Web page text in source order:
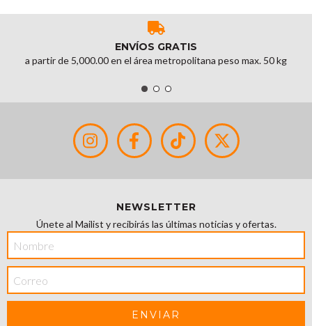
ENVÍOS GRATIS
a partir de 5,000.00 en el área metropolitana peso max. 50 kg
NEWSLETTER
Únete al Mailist y recibirás las últimas noticias y ofertas.